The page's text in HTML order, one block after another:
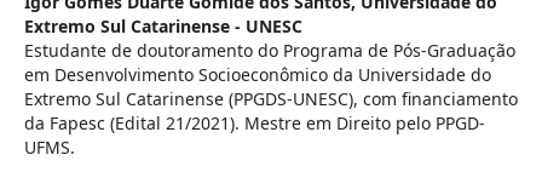
Extremo Sul Catarinense - UNESC
Estudante de doutoramento do Programa de Pós-Graduação
em Desenvolvimento Socioeconômico da Universidade do
Extremo Sul Catarinense (PPGDS-UNESC), com financiamento
da Fapesc (Edital 21/2021). Mestre em Direito pelo PPGD-
UFMS.